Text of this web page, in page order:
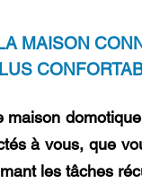
MAISON
à vous, que
les tâches